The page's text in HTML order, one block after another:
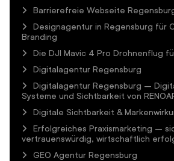
Barrierefreie Webseite
Designagentur in Regensburg für
Branding
Die DJI Mavic 4 Pro Drohnenflug
Digitalagentur Regensburg
Digitalagentur Regensburg –
Systeme und Sichtbarkeit von
Digitale Sichtbarkeit &
Erfolgreiches Praxismarketing –
vertrauenswürdig, wirtschaftlich
GEO Agentur Regensburg